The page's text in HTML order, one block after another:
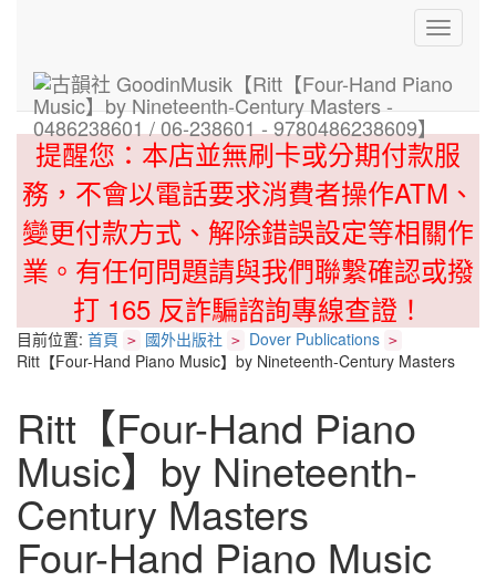
Toggle
提醒您：本店並無刷卡或分期付款服
務，不會以電話要求消費者操作ATM、
變更付款方式、解除錯誤設定等相關作
業。有任何問題請與我們聯繫確認或撥
打 165 反詐騙諮詢專線查證！
目前位置: 首頁 > 國外出版社 > Dover Publications >
Ritt【Four-Hand Piano Music】by Nineteenth-Century Masters
Ritt【Four-Hand Piano
Music】by Nineteenth-
Century Masters
Four-Hand Piano Music